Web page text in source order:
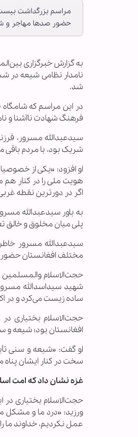
مراسم بزرگداشت
حضور صدها مهاجر و
به گزارش خبرگزاری
نامدار نظامی شیعه
شد.
فرهنگ شهادت ناآشنا و
سیدعبدالله مسرور،
شریک بود، با مردم
او افزود: «یکی از
هویت ملی را در کنار
اگر در دورترین نقطه
به باور سیدعبدالله
پلی میان مخلوق و خالق
سیدعبدالله مسرور
مختلف افغانستان حضور
حجت‌الاسلام والمسلمین
شهید سیداسدالله
ساده زیست می‌کرد و در
حجت‌الاسلام بختیاری
افغانستان بود؛ شیعه و
او گفت: «شیعه و سنی
سخت در کنار ایشان پناه
غزه نشان داد که امت
حجت‌الاسلام بختیاری در
ورزید: «درد ما و مشکل
عمل نکردیم، خداوند ما